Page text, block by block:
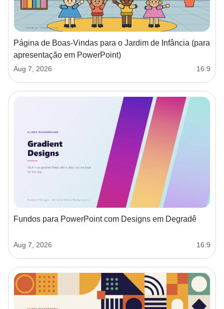
Página de Boas-Vindas para o Jardim de Infância (para
apresentação em PowerPoint)
Aug 7, 2026 16:9
Fundos para PowerPoint com Designs em Degradê
Aug 7, 2026 16:9